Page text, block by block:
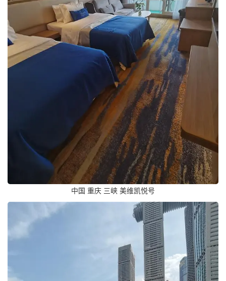
中国 重庆 三峡 美维凯悦号